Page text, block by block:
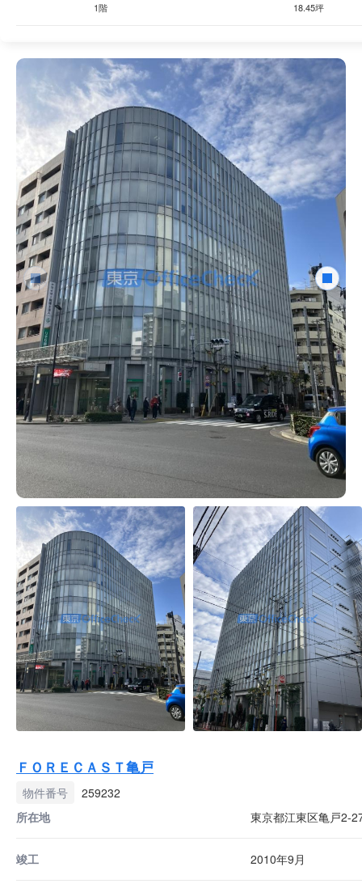
1階 18.45坪
ＦＯＲＥＣＡＳＴ亀戸
物件番号
259232
所在地
東京都江東区亀戸2-
竣工 2010年9月